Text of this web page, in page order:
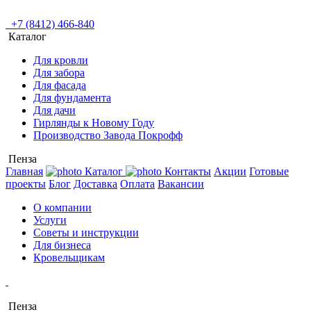
+7 (8412) 466-840
Каталог
Для кровли
Для забора
Для фасада
Для фундамента
Для дачи
Гирлянды к Новому Году
Производство Завода Покрофф
Пенза
Главная
Каталог Контакты Акции Готовые
проекты Блог Доставка Оплата Вакансии
О компании
Услуги
Советы и инструкции
Для бизнеса
Кровельщикам
Пенза